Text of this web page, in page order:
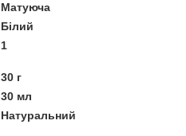
Матуюча
Білий
1
30 г
30 мл
Натуральний